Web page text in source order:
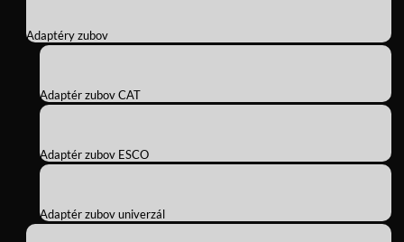
Adaptéry zubov
Adaptér zubov CAT
Adaptér zubov ESCO
Adaptér zubov univerzál